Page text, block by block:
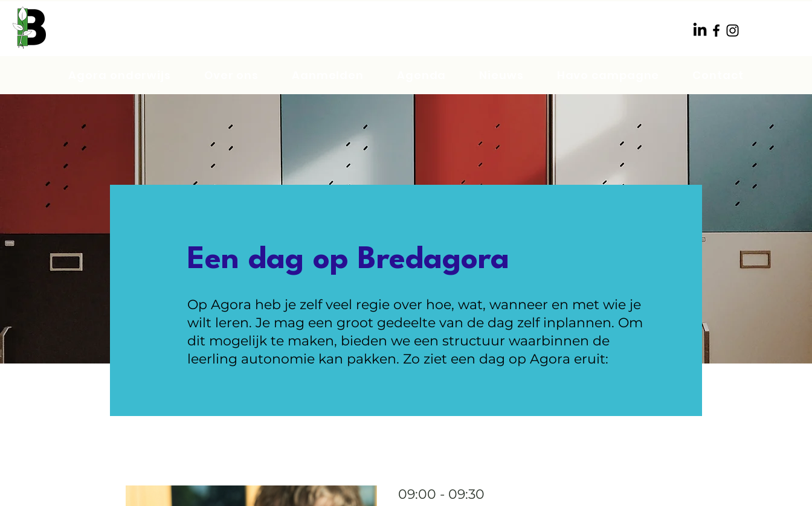
Een dag op Bredagora
Op Agora heb je zelf veel regie over hoe, wat, wanneer en met wie je
wilt leren. Je mag een groot gedeelte van de dag zelf inplannen. Om
dit mogelijk te maken, bieden we een structuur waarbinnen de
leerling autonomie kan pakken. Zo ziet een dag op Agora eruit:
09:00 - 09:30